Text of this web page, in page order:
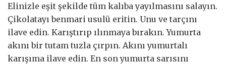
Elinizle eşit şekilde tüm kalıba yayılmasını salayın.
Çikolatayı benmari usulü eritin. Unu ve tarçını
ilave edin. Karıştırıp ılınmaya bırakın. Yumurta
akını bir tutam tuzla çırpın. Akını yumurtalı
karışıma ilave edin. En son yumurta sarısını